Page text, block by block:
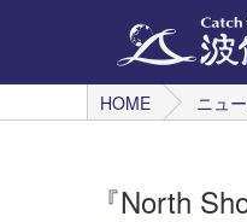
HOME
ニュ
『North